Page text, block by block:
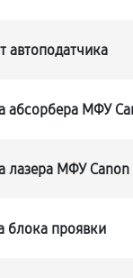
автоподатчика
абсорбера МФУ
лазера МФУ Canon
блока проявки